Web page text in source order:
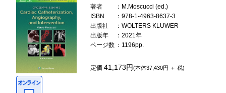
著者
：M.Moscucci (ed.)
ISBN
：978-1-4963-8637-3
出版社
：WOLTERS KLUWER
出版年
：2021年
ページ数 ：1196pp.
定価41,173円(本体37,430円 ＋ 税)